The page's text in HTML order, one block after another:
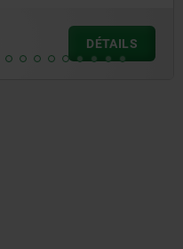
à partir de
hors TVA
hors frais d’envoi